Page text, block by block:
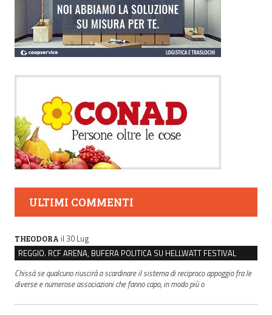
ULTIMI COMMENTI
THEODORA il 30 Lug
REGGIO. RCF ARENA, BUFERA POLITICA SU HELLWATT FESTIVAL
Chissà se qualcuno riuscirà a scardinare il sistema di reciproco appoggio fra le
diverse e numerose associazioni che fanno capo, in modo più o